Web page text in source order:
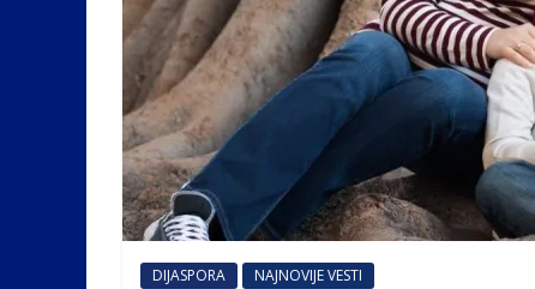
DIJASPORA NAJNOVIJE VESTI